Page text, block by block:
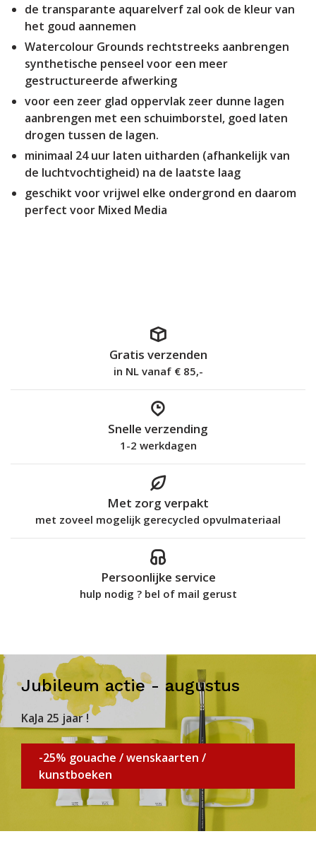
de transparante aquarelverf zal ook de kleur van
het goud aannemen
Watercolour Grounds rechtstreeks aanbrengen
synthetische penseel voor een meer
gestructureerde afwerking
voor een zeer glad oppervlak zeer dunne lagen
aanbrengen met een schuimborstel, goed laten
drogen tussen de lagen.
minimaal 24 uur laten uitharden (afhankelijk van
de luchtvochtigheid) na de laatste laag
geschikt voor vrijwel elke ondergrond en daarom
perfect voor Mixed Media
Gratis verzenden
in NL vanaf € 85,-
Snelle verzending
1-2 werkdagen
Met zorg verpakt
met zoveel mogelijk gerecycled opvulmateriaal
Persoonlijke service
hulp nodig ? bel of mail gerust
Jubileum actie - augustus
KaJa 25 jaar !
-25% gouache / wenskaarten /
kunstboeken